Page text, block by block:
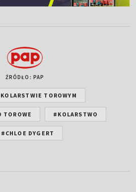
ŹRÓDŁO: PAP
TOROWYM
TOROWE #KOLARSTWO
#CHLOE DYGERT